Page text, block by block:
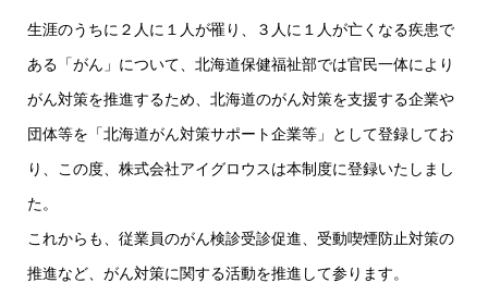
生涯のうちに２人に１人が罹り、３人に１人が亡くなる疾患で
ある「がん」について、北海道保健福祉部では官民一体により
がん対策を推進するため、北海道のがん対策を支援する企業や
団体等を「北海道がん対策サポート企業等」として登録してお
り、この度、株式会社アイグロウスは本制度に登録いたしまし
た。
これからも、従業員のがん検診受診促進、受動喫煙防止対策の
推進など、がん対策に関する活動を推進して参ります。